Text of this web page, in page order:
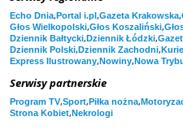
Echo Dnia,Portal i.pl,Gazeta Krakowska,
Głos Wielkopolski,Głos Koszaliński,
Dziennik Bałtycki,Dziennik Łódzki,
Dziennik Polski,Dziennik Zachodni,
Express Ilustrowany,Nowiny,Nowa
Serwisy partnerskie
Program TV,Sport,Piłka nożna,
Strona Kobiet,Nekrologi